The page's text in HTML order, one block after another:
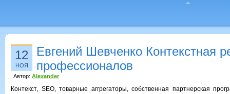
Существует
12
НОЯ
Евгений Шевченко Контекстная
профессионалов
Автор: Alexander
Контекст, SEO, товарные аггрегаторы, собственная партнерская